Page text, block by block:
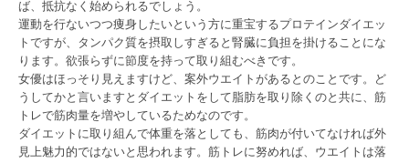
ば、抵抗なく始められるでしょう。
運動を行ないつつ痩身したいという方に重宝するプロテインダイエッ
トですが、タンパク質を摂取しすぎると腎臓に負担を掛けることにな
ります。欲張らずに節度を持って取り組むべきです。
女優はほっそり見えますけど、案外ウエイトがあるとのことです。ど
うしてかと言いますとダイエットをして脂肪を取り除くのと共に、筋
トレで筋肉量を増やしているためなのです。
ダイエットに取り組んで体重を落としても、筋肉が付いてなければ外
見上魅力的ではないと思われます。筋トレに努めれば、ウエイトは落